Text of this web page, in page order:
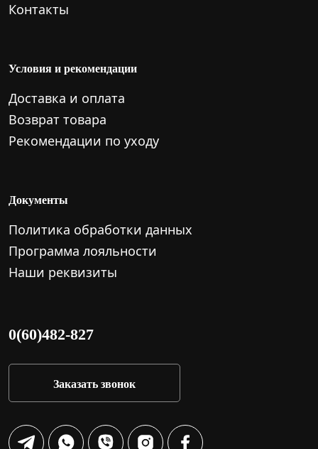
Контакты
Условия и рекомендации
Доставка и оплата
Возврат товара
Рекомендации по уходу
Документы
Политика обработки данных
Программа лояльности
Наши реквизиты
0(60)482-827
Заказать звонок